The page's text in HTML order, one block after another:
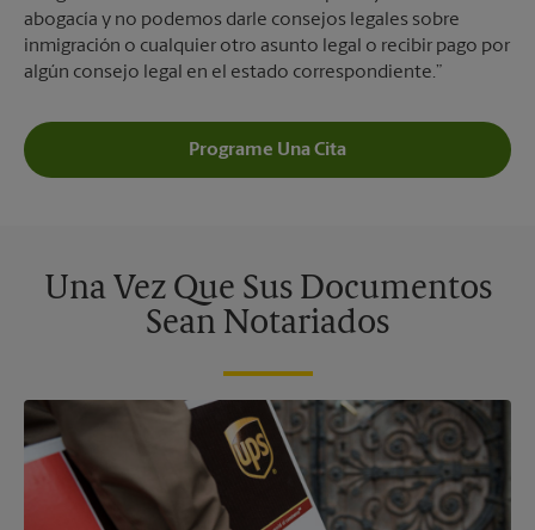
abogacía y no podemos darle consejos legales sobre
inmigración o cualquier otro asunto legal o recibir pago por
algún consejo legal en el estado correspondiente.”
Programe Una Cita
Una Vez Que Sus Documentos
Sean Notariados